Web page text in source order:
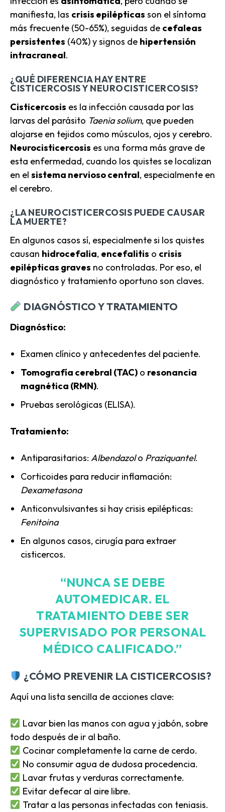
manifiesta, las crisis epilépticas son el síntoma
más frecuente (50-65%), seguidas de cefaleas
persistentes (40%) y signos de hipertensión
intracraneal.
¿QUÉ DIFERENCIA HAY ENTRE
CISTICERCOSIS Y NEUROCISTICERCOSIS?
Cisticercosis es la infección causada por las
larvas del parásito Taenia solium, que pueden
alojarse en tejidos como músculos, ojos y cerebro.
Neurocisticercosis es una forma más grave de
esta enfermedad, cuando los quistes se localizan
en el sistema nervioso central, especialmente en
el cerebro.
¿LA NEUROCISTICERCOSIS PUEDE CAUSAR
LA MUERTE?
En algunos casos sí, especialmente si los quistes
causan hidrocefalia, encefalitis o crisis
epilépticas graves no controladas. Por eso, el
diagnóstico y tratamiento oportuno son claves.
DIAGNÓSTICO Y TRATAMIENTO
Diagnóstico:
Examen clínico y antecedentes del paciente.
Tomografía cerebral (TAC) o resonancia
magnética (RMN).
Pruebas serológicas (ELISA).
Tratamiento:
Antiparasitarios: Albendazolo Praziquantel.
Corticoides para reducir inflamación:
Dexametasona
Anticonvulsivantes si hay crisis epilépticas:
Fenitoina
En algunos casos, cirugía para extraer
cisticercos.
“NUNCA SE DEBE
AUTOMEDICAR. EL
TRATAMIENTO DEBE SER
SUPERVISADO POR PERSONAL
MÉDICO CALIFICADO.”
¿CÓMO PREVENIR LA CISTICERCOSIS?
Aquí una lista sencilla de acciones clave:
Lavar bien las manos con agua y jabón, sobre
todo después de ir al baño.
Cocinar completamente la carne de cerdo.
No consumir agua de dudosa procedencia.
Lavar frutas y verduras correctamente.
Evitar defecar al aire libre.
Tratar a las personas infectadas con teniasis.